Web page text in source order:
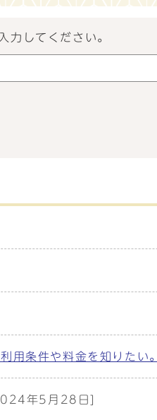
力してください。
用条件や料金を知りたい。
年5月28日]